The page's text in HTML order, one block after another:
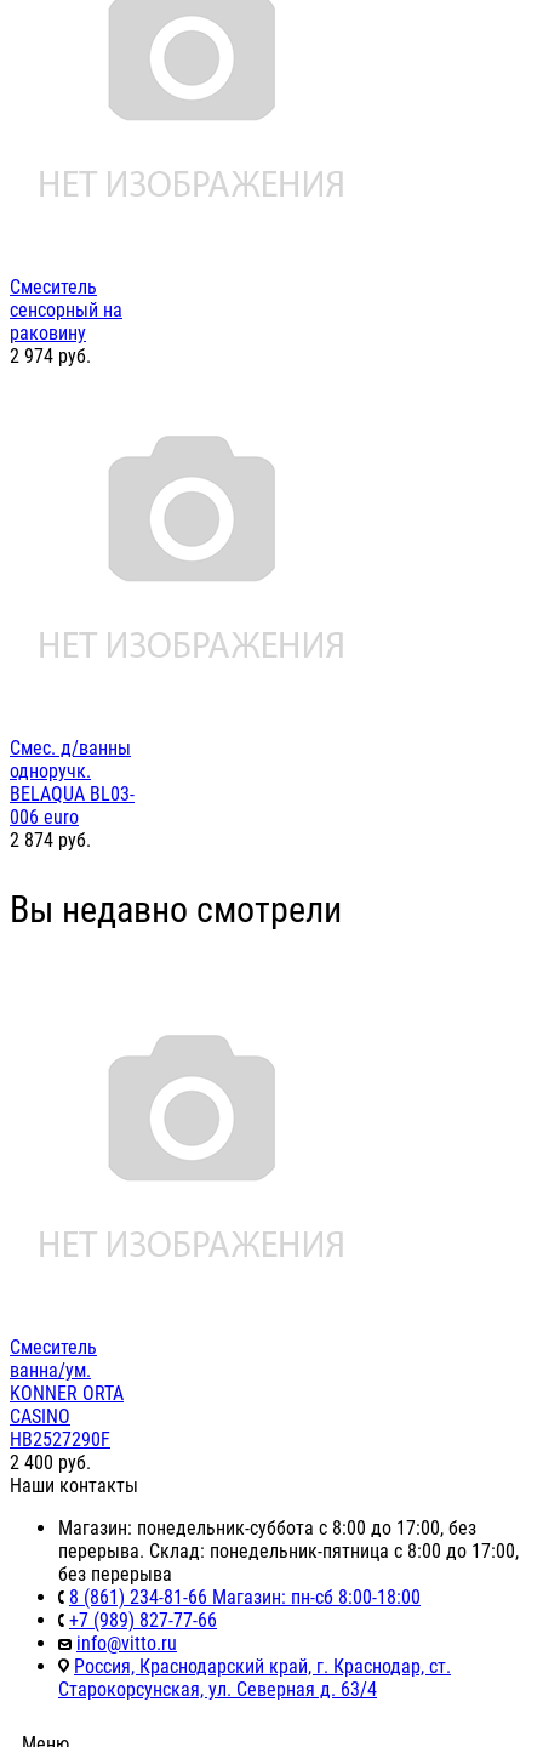
Смеситель
сенсорный на
раковину
2 974 руб.
Смес. д/ванны
одноручк.
BELAQUA BL03-
006 euro
2 874 руб.
Вы недавно смотрели
Смеситель
ванна/ум.
KONNER ORTA
CASINO
НВ2527290F
2 400 руб.
Наши контакты
Магазин: понедельник-суббота с 8:00 до 17:00, без
перерыва. Склад: понедельник-пятница с 8:00 до 17:00,
без перерыва
8 (861) 234-81-66 Магазин: пн-сб 8:00-18:00
+7 (989) 827-77-66
info@vitto.ru
Россия, Краснодарский край, г. Краснодар, ст.
Старокорсунская, ул. Северная д. 63/4